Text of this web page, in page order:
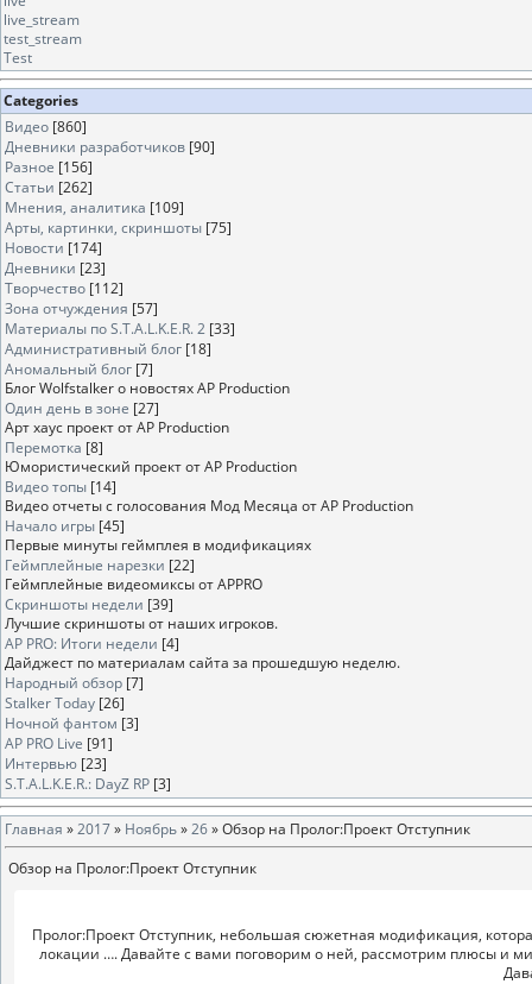
live_stream
test_stream
Test
Categories
Видео [860]
Дневники разработчиков [90]
Разное [156]
Статьи [262]
Мнения, аналитика [109]
Арты, картинки, скриншоты [75]
Новости [174]
Дневники [23]
Творчество [112]
Зона отчуждения [57]
Материалы по S.T.A.L.K.E.R. 2 [33]
Административный блог [18]
Аномальный блог [7]
Блог Wolfstalker о новостях AP Production
Один день в зоне [27]
Арт хаус проект от AP Production
Перемотка [8]
Юмористический проект от AP Production
Видео топы [14]
Видео отчеты с голосования Мод Месяца от AP Production
Начало игры [45]
Первые минуты геймплея в модификациях
Геймплейные нарезки [22]
Геймплейные видеомиксы от APPRO
Скриншоты недели [39]
Лучшие скриншоты от наших игроков.
AP PRO: Итоги недели [4]
Дайджест по материалам сайта за прошедшую неделю.
Народный обзор [7]
Stalker Today [26]
Ночной фантом [3]
AP PRO Live [91]
Интервью [23]
S.T.A.L.K.E.R.: DayZ RP [3]
Главная »2017» Ноябрь»26» Обзор на Пролог:Проект Отступник
Обзор на Пролог:Проект Отступник
Пролог:Проект Отступник, небольшая сюжетная модификация,
локации …. Давайте с вами поговорим о ней, рассмотрим плюсы и